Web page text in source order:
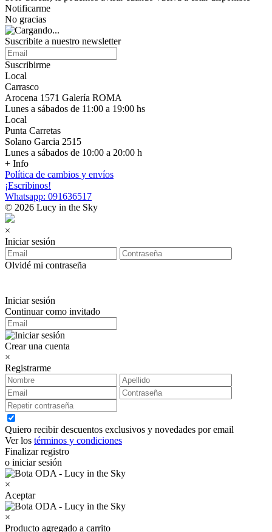
Notificarme
No gracias
Suscribite a nuestro newsletter
Suscribirme
Local
Carrasco
Arocena 1571 Galería ROMA
Lunes a sábados de 11:00 a 19:00 hs
Local
Punta Carretas
Solano Garcia 2515
Lunes a sábados de 10:00 a 20:00 h
+ Info
Política de cambios y envíos
¡Escribinos!
Whatsapp: 091636517
© 2026 Lucy in the Sky
×
Iniciar sesión
Olvidé mi contraseña
Iniciar sesión
Continuar como invitado
Crear una cuenta
×
Registrarme
Quiero recibir descuentos exclusivos y novedades por email
Ver los términos y condiciones
Finalizar registro
o iniciar sesión
×
Aceptar
×
Producto agregado a carrito